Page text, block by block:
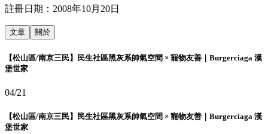
註冊日期： 2008年10月20日
文章 關於
【松山區/南京三民】民生社區黑灰系帥氣空間 × 寵物友善｜Burgerciaga 漢
堡世家
04/21
【松山區/南京三民】民生社區黑灰系帥氣空間 × 寵物友善｜Burgerciaga 漢
堡世家